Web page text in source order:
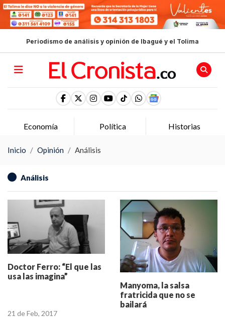
Periodismo de análisis y opinión de Ibagué y el Tolima
Economía Política Historias
Inicio Opinión Análisis
Análisis
Doctor Ferro: “El que las
usa las imagina”
21 de Feb, 2017
Manyoma, la salsa
fratricida que no se
bailará